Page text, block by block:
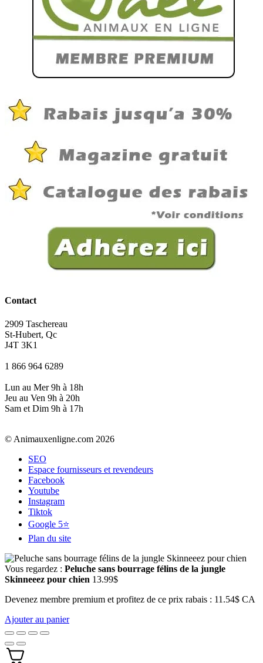
Contact
2909 Taschereau
St-Hubert, Qc
J4T 3K1
1 866 964 6289
Lun au Mer 9h à 18h
Jeu au Ven 9h à 20h
Sam et Dim 9h à 17h
© Animauxenligne.com 2026
SEO
Espace fournisseurs et revendeurs
Facebook
Youtube
Instagram
Tiktok
Google 5⭐
Plan du site
Vous regardez : Peluche sans bourrage félins de la jungle
Skinneeez pour chien 13.99$
Devenez membre premium et profitez de ce prix rabais : 11.54$ CA
Ajouter au panier